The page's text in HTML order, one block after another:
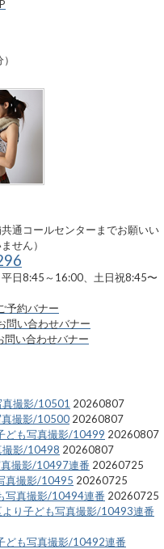
通コールセンターまでお願いい
せん）
平日8:45～16:00、土日祝8:45〜
真撮影/10501 20260807
真撮影/10500 20260807
ども写真撮影/10499 20260807
撮影/10498 20260807
真撮影/10497連番 20260725
真撮影/10495 20260725
写真撮影/10494連番 20260725
り子ども写真撮影/10493連番
ども写真撮影/10492連番